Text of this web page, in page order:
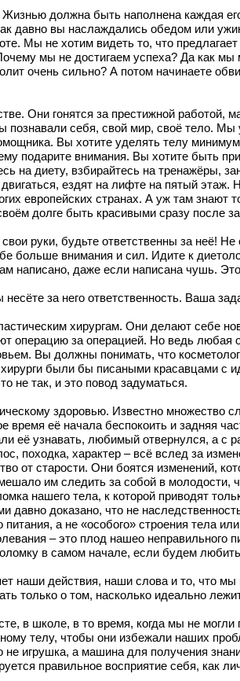
должна быть наполнена каждая
давно вы наслаждались обедом или
Мы не хотим видеть то, что
мы не достигаем успеха? Да как
очень сильно? А потом начинаете
Они гонятся за престижной
себя, свой мир, своё тело.
Вы хотите уделять телу
подарите внимания. Вы хотите быть
на диету, взбирайтесь на тренажёры,
ездят на лифте на пятый
европейских странах. А уж там
долге быть красивыми сразу после
руки, будьте ответственны за неё!
больше внимания и сил. Идите к
написано, даже если написана чушь.
за него ответственность. Ваша
хирургам. Они делают себе
операцию за операцией. Но ведь любая
Вы должны понимать, что
были бы писаными красавцами
не так, и это повод задуматься.
здоровью. Известно множество
её начала беспокоить и задняя
узнавать, любимый отвернулся, а с
походка, характер – всё вслед за
от старости. Они боятся изменений,
им следить за собой в молодости,
нашего тела, к которой приводят
доказано, что не
а не «особого» строения тела
– это плод нашео неправильного
в самом начале, если будем любить
наши действия, наши слова и то, что
о том, насколько идеально
в школе, в то время, когда мы не
телу, чтобы они избежали наших
не игрушка, а машина для получения
правильное восприятие себя, как